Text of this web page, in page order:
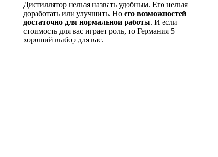
Дистиллятор нельзя назвать удобным. Его нельзя
доработать или улучшить. Но его возможностей
достаточно для нормальной работы. И если
стоимость для вас играет роль, то Германия 5 —
хороший выбор для вас.